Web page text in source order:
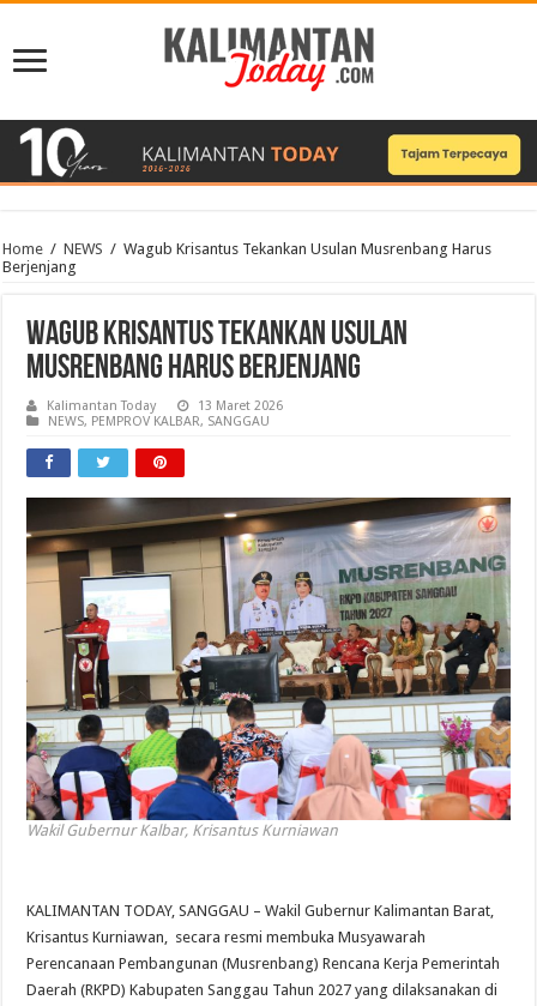
Home / NEWS / Wagub Krisantus Tekankan Usulan Musrenbang Harus
Berjenjang
Wagub Krisantus Tekankan Usulan
Musrenbang Harus Berjenjang
Kalimantan Today
13 Maret 2026
NEWS, PEMPROV KALBAR, SANGGAU
Wakil Gubernur Kalbar, Krisantus Kurniawan
KALIMANTAN TODAY, SANGGAU – Wakil Gubernur Kalimantan Barat,
Krisantus Kurniawan, secara resmi membuka Musyawarah
Perencanaan Pembangunan (Musrenbang) Rencana Kerja Pemerintah
Daerah (RKPD) Kabupaten Sanggau Tahun 2027 yang dilaksanakan di